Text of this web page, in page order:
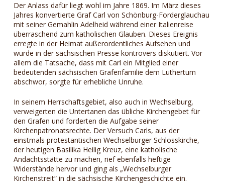
Der Anlass dafür liegt wohl im Jahre 1869. Im März dieses
Jahres konvertierte Graf Carl von Schönburg-Forderglauchau
mit seiner Gemahlin Adelheid während einer Italienreise
überraschend zum katholischen Glauben. Dieses Ereignis
erregte in der Heimat außerordentliches Aufsehen und
wurde in der sächsischen Presse kontrovers diskutiert. Vor
allem die Tatsache, dass mit Carl ein Mitglied einer
bedeutenden sächsischen Grafenfamilie dem Luthertum
abschwor, sorgte für erhebliche Unruhe.
In seinem Herrschaftsgebiet, also auch in Wechselburg,
verweigerten die Untertanen das übliche Kirchengebet für
den Grafen und forderten die Aufgabe seiner
Kirchenpatronatsrechte. Der Versuch Carls, aus der
einstmals protestantischen Wechselburger Schlosskirche,
der heutigen Basilika Heilig Kreuz, eine katholische
Andachtsstätte zu machen, rief ebenfalls heftige
Widerstände hervor und ging als „Wechselburger
Kirchenstreit“ in die sächsische Kirchengeschichte ein.